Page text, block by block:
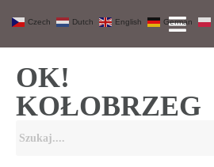
OK!
KOŁOBRZEG
Czech Dutch English German